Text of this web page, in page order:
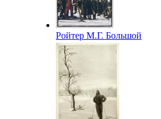
Ройтер М.Г. Большой
трамплин. 1960